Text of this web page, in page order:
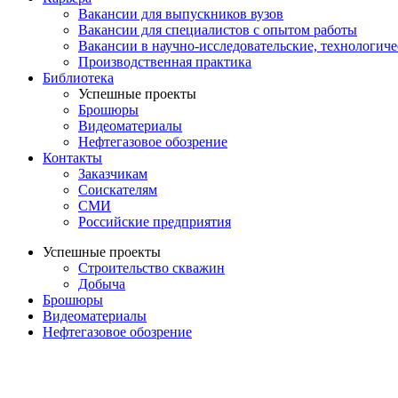
Вакансии для выпускников вузов
Вакансии для специалистов с опытом работы
Вакансии в научно-исследовательские,
Производственная практика
Библиотека
Успешные проекты
Брошюры
Видеоматериалы
Нефтегазовое обозрение
Контакты
Заказчикам
Соискателям
СМИ
Российские предприятия
Успешные проекты
Строительство скважин
Добыча
Брошюры
Видеоматериалы
Нефтегазовое обозрение